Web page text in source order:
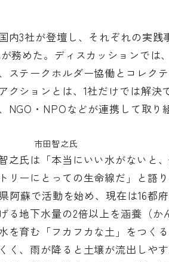
内3社が登壇し、それぞれの実践
務めた。ディスカッションでは
ステークホルダー協働とコレク
クションとは、1社だけでは解決
NGO・NPOなどが連携して取り
市田智之氏
之氏は「本当にいい水がないと
リーにとっての生命線だ」と語
阿蘇で活動を始め、現在は16都
地下水量の2倍以上を涵養（か
を育む「フカフカな土」をつく
く、雨が降ると土壌が流出しや